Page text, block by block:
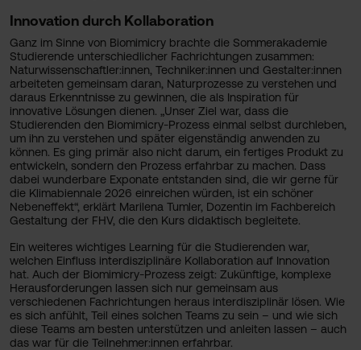
Innovation durch Kollaboration
Ganz im Sinne von Biomimicry brachte die Sommerakademie
Studierende unterschiedlicher Fachrichtungen zusammen:
Naturwissenschaftler:innen, Techniker:innen und Gestalter:innen
arbeiteten gemeinsam daran, Naturprozesse zu verstehen und
daraus Erkenntnisse zu gewinnen, die als Inspiration für
innovative Lösungen dienen. „Unser Ziel war, dass die
Studierenden den Biomimicry-Prozess einmal selbst durchleben,
um ihn zu verstehen und später eigenständig anwenden zu
können. Es ging primär also nicht darum, ein fertiges Produkt zu
entwickeln, sondern den Prozess erfahrbar zu machen. Dass
dabei wunderbare Exponate entstanden sind, die wir gerne für
die Klimabiennale 2026 einreichen würden, ist ein schöner
Nebeneffekt“, erklärt Marilena Tumler, Dozentin im Fachbereich
Gestaltung der FHV, die den Kurs didaktisch begleitete.
Ein weiteres wichtiges Learning für die Studierenden war,
welchen Einfluss interdisziplinäre Kollaboration auf Innovation
hat. Auch der Biomimicry-Prozess zeigt: Zukünftige, komplexe
Herausforderungen lassen sich nur gemeinsam aus
verschiedenen Fachrichtungen heraus interdisziplinär lösen. Wie
es sich anfühlt, Teil eines solchen Teams zu sein – und wie sich
diese Teams am besten unterstützen und anleiten lassen – auch
das war für die Teilnehmer:innen erfahrbar.